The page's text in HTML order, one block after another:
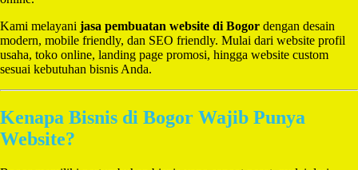
Kami melayani jasa pembuatan website di Bogor dengan desain
modern, mobile friendly, dan SEO friendly. Mulai dari website profil
usaha, toko online, landing page promosi, hingga website custom
sesuai kebutuhan bisnis Anda.
Kenapa Bisnis di Bogor Wajib Punya
Website?